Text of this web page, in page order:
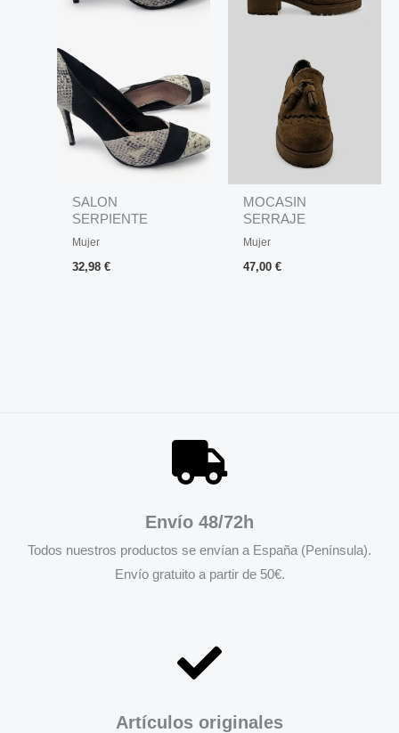
SALON
SERPIENTE
Mujer
32,98€
MOCASIN
SERRAJE
VOLUMEN VESTIR
Mujer
47,00€
Envío 48/72h
Todos nuestros productos se envían a España (Península).
Envío gratuito a partir de 50€.
Artículos originales